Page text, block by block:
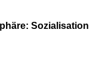
Sozialisation